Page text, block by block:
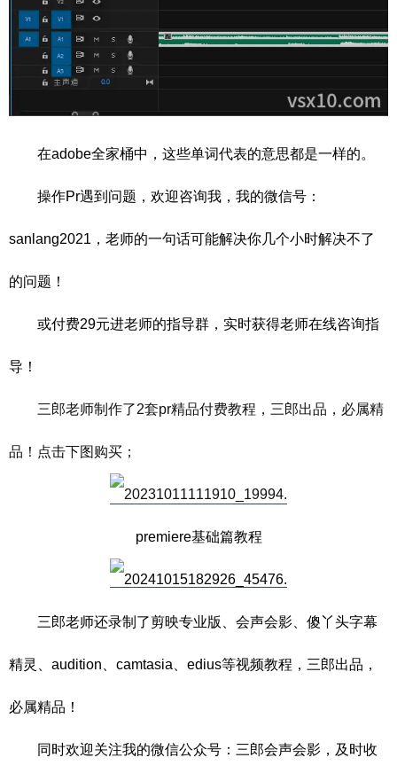
在adobe全家桶中，这些单词代表的意思都是一样的。
操作Pr遇到问题，欢迎咨询我，我的微信号：
sanlang2021，老师的一句话可能解决你几个小时解决不了
的问题！
或付费29元进老师的指导群，实时获得老师在线咨询指
导！
三郎老师制作了2套pr精品付费教程，三郎出品，必属精
品！点击下图购买；
premiere基础篇教程
三郎老师还录制了剪映专业版、会声会影、傻丫头字幕
精灵、audition、camtasia、edius等视频教程，三郎出品，
必属精品！
同时欢迎关注我的微信公众号：三郎会声会影，及时收